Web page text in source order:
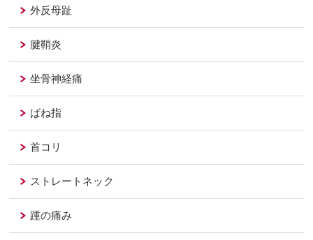
外反母趾
腱鞘炎
坐骨神経痛
ばね指
首コリ
ストレートネック
踵の痛み